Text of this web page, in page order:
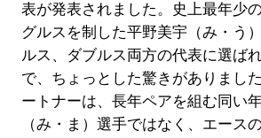
表が発表されました。史上最年少
グルスを制した平野美宇（み・う
ルス、ダブルス両方の代表に選ば
で、ちょっとした驚きがありまし
ートナーは、長年ペアを組む同い
（み・ま）選手ではなく、エース